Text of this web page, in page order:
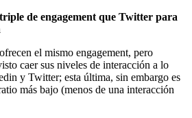
de engagement que Twitter para
el mismo engagement, pero
caer sus niveles de interacción a lo
y Twitter; esta última, sin embargo es
más bajo (menos de una interacción